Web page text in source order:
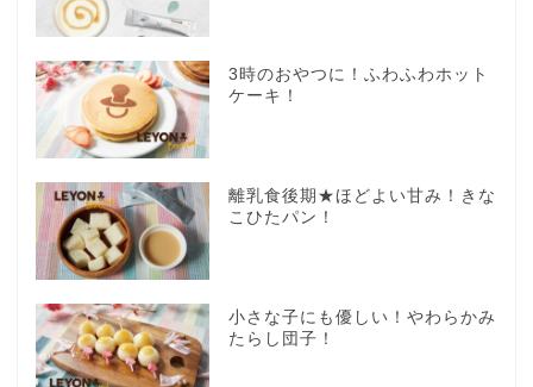
3時のおやつに！ふわふわホット
ケーキ！
離乳食後期★ほどよい甘み！きな
こひたパン！
小さな子にも優しい！やわらかみ
たらし団子！